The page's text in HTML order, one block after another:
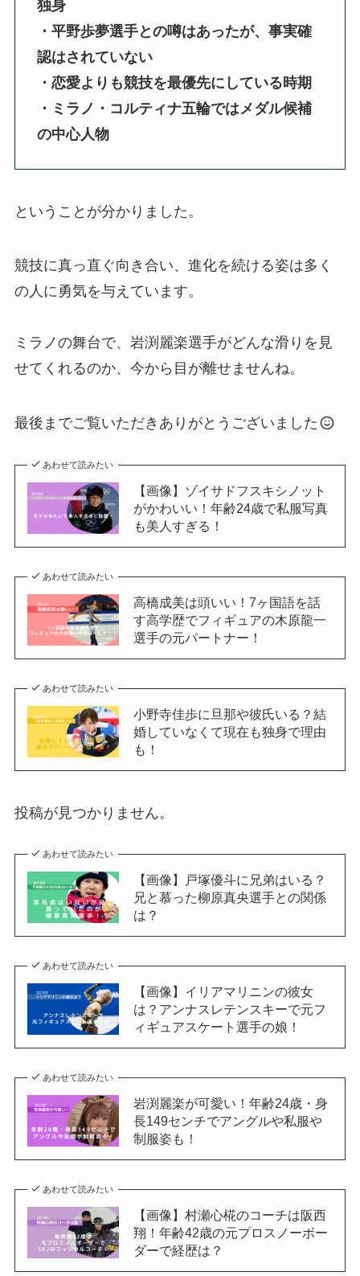
独身
・平野歩夢選手との噂はあったが、事実確
認はされていない
・恋愛よりも競技を最優先にしている時期
・ミラノ・コルティナ五輪ではメダル候補
の中心人物
ということが分かりました。
競技に真っ直ぐ向き合い、進化を続ける姿は多く
の人に勇気を与えています。
ミラノの舞台で、岩渕麗楽選手がどんな滑りを見
せてくれるのか、今から目が離せませんね。
最後までご覧いただきありがとうございました
あわせて読みたい
【画像】ゾイサドフスキシノット
がかわいい！年齢24歳で私服写真
も美人すぎる！
あわせて読みたい
高橋成美は頭いい！7ヶ国語を話
す高学歴でフィギュアの木原龍一
選手の元パートナー！
あわせて読みたい
小野寺佳歩に旦那や彼氏いる？結
婚していなくて現在も独身で理由
も！
投稿が見つかりません。
あわせて読みたい
【画像】戸塚優斗に兄弟はいる？
兄と慕った柳原真央選手との関係
は？
あわせて読みたい
【画像】イリアマリニンの彼女
は？アンナスレテンスキーで元フ
ィギュアスケート選手の娘！
あわせて読みたい
岩渕麗楽が可愛い！年齢24歳・身
長149センチでアングルや私服や
制服姿も！
あわせて読みたい
【画像】村瀬心椛のコーチは阪西
翔！年齢42歳の元プロスノーボー
ダーで経歴は？